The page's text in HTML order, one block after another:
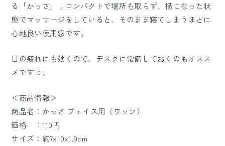
る「かっさ」！コンパクトで場所も取らず、横になった状
態でマッサージをしていると、そのまま寝てしまうほどに
心地良い使用感です。
目の疲れにも効くので、デスクに常備しておくのもオスス
メですよ。
＜商品情報＞
商品名：かっさ フェイス用（ワッツ）
価格 ：110円
サイズ：約7x10x1.9cm